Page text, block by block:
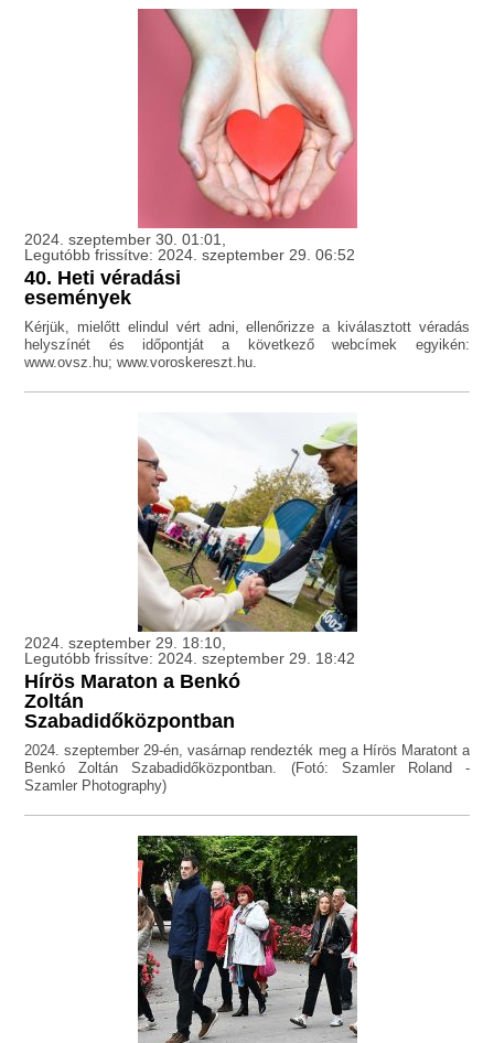
2024. szeptember 30. 01:01,
Legutóbb frissítve: 2024. szeptember 29. 06:52
40. Heti véradási
események
Kérjük, mielőtt elindul vért adni, ellenőrizze a kiválasztott véradás
helyszínét és időpontját a következő webcímek egyikén:
www.ovsz.hu; www.voroskereszt.hu.
2024. szeptember 29. 18:10,
Legutóbb frissítve: 2024. szeptember 29. 18:42
Hírös Maraton a Benkó
Zoltán
Szabadidőközpontban
2024. szeptember 29-én, vasárnap rendezték meg a Hírös Maratont a
Benkó Zoltán Szabadidőközpontban. (Fotó: Szamler Roland -
Szamler Photography)